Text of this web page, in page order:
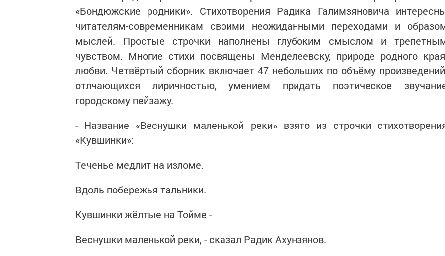
«Бондюжские родники». Стихотворения Радика Галимзяновича
читателям-современникам своими неожиданными переходами и
мыслей. Простые строчки наполнены глубоким смыслом и
чувством. Многие стихи посвящены Менделеевску, природе родного
любви. Четвёртый сборник включает 47 небольших по объёму
отлчающихся лиричностью, умением придать поэтическое
городскому пейзажу.
- Название «Веснушки маленькой реки» взято из строчки
«Кувшинки»:
Теченье медлит на изломе.
Вдоль побережья тальники.
Кувшинки жёлтые на Тойме -
Веснушки маленькой реки, - сказал Радик Ахунзянов.